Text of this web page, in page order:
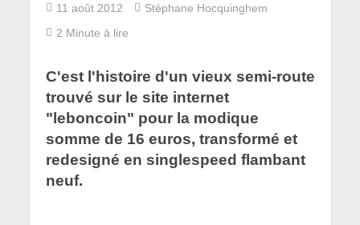
11 août 2012
Stéphane Hocquinghem
2 Minute à lire
C'est l'histoire d'un vieux semi-route
trouvé sur le site internet
"leboncoin" pour la modique
somme de 16 euros, transformé et
redesigné en singlespeed flambant
neuf.